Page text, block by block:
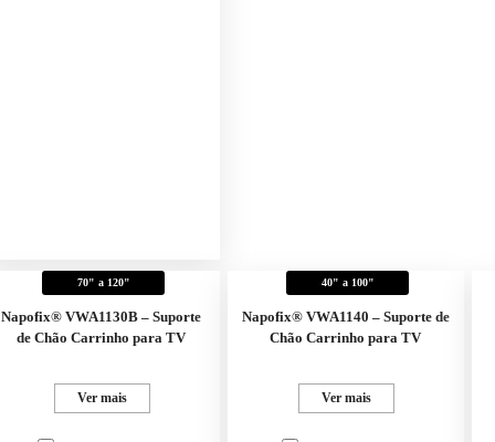
70" a 120"
Napofix® VWA1130B – Suporte
de Chão Carrinho para TV
Ver mais
40" a 100"
Napofix® VWA1140 – Suporte de
Chão Carrinho para TV
Ver mais